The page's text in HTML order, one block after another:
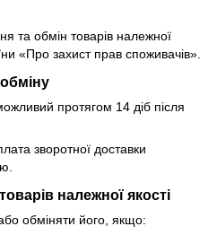
та обмін товарів належної
«Про захист прав споживачів».
протягом 14 діб після
зворотної доставки
належної якості
обміняти його, якщо: